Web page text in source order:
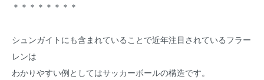
＊＊＊＊＊＊＊＊
シュンガイトにも含まれていることで近年注目されているフラー
レンは
わかりやすい例としてはサッカーボールの構造です。